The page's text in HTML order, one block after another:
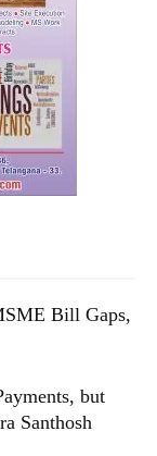
Bill Gaps,
but
Santhosh